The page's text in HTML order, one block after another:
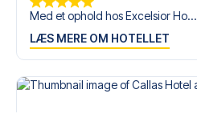
Med et ophold hos Excelsior Ho...
LÆS MERE OM HOTELLET